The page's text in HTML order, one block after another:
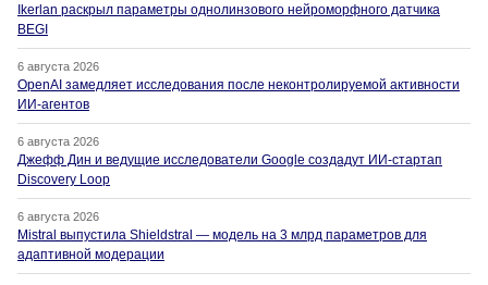
Ikerlan раскрыл параметры однолинзового нейроморфного датчика
BEGI
6 августа 2026
OpenAI замедляет исследования после неконтролируемой активности
ИИ-агентов
6 августа 2026
Джефф Дин и ведущие исследователи Google создадут ИИ-стартап
Discovery Loop
6 августа 2026
Mistral выпустила Shieldstral — модель на 3 млрд параметров для
адаптивной модерации